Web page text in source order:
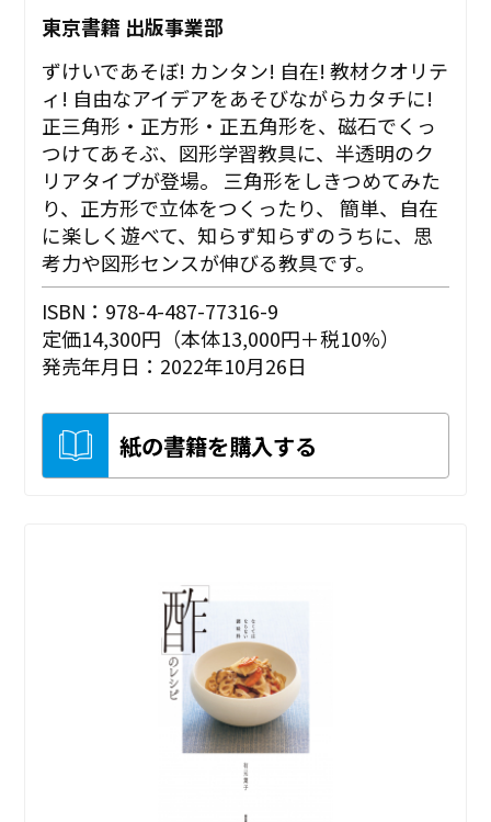
東京書籍 出版事業部
ずけいであそぼ! カンタン! 自在! 教材クオリテ
ィ! 自由なアイデアをあそびながらカタチに!
正三角形・正方形・正五角形を、磁石でくっ
つけてあそぶ、図形学習教具に、半透明のク
リアタイプが登場。 三角形をしきつめてみた
り、正方形で立体をつくったり、 簡単、自在
に楽しく遊べて、知らず知らずのうちに、思
考力や図形センスが伸びる教具です。
ISBN：978-4-487-77316-9
定価14,300円（本体13,000円＋税10%）
発売年月日：2022年10月26日
紙の書籍を購入する